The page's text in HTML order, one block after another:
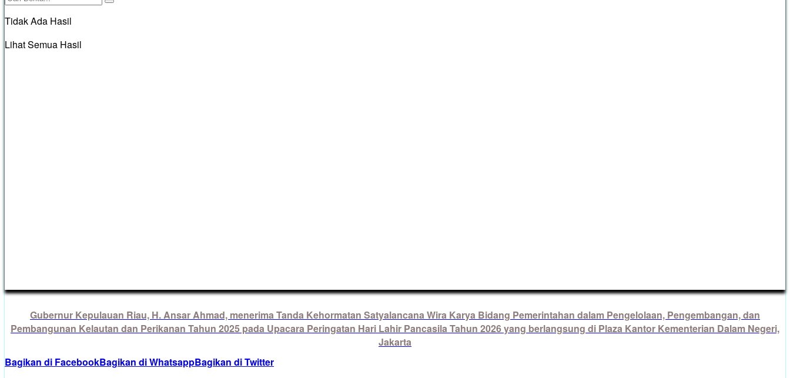
Tidak Ada Hasil
Lihat Semua Hasil
Gubernur Kepulauan Riau, H. Ansar Ahmad, menerima Tanda Kehormatan Satyalancana Wira Karya Bidang Pemerintahan dalam Pengelolaan, Pengembangan, dan
Pembangunan Kelautan dan Perikanan Tahun 2025 pada Upacara Peringatan Hari Lahir Pancasila Tahun 2026 yang berlangsung di Plaza Kantor Kementerian Dalam Negeri,
Jakarta
Bagikan di FacebookBagikan di WhatsappBagikan di Twitter